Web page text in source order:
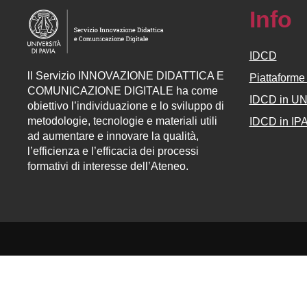
Servizio INNOVAZIONE DIDATTICA E
COMUNICAZIONE DIGITALE ha come
obiettivo l’individuazione e lo sviluppo di
metodologie, tecnologie e materiali utili
ad aumentare e innovare la qualità,
l’efficienza e l’efficacia dei processi
formativi di interesse dell’Ateneo.
Info
IDCD
IDCD in
IDCD in IPA